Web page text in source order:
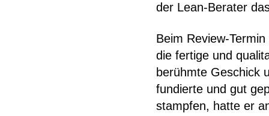
der Lean-Berater
Beim Review-
die fertige und
berühmte Geschick
fundierte und gut
stampfen, hatte er